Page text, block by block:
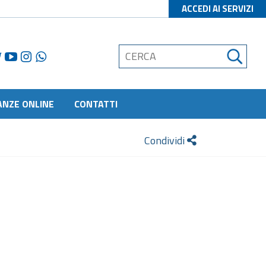
ACCEDI AI SERVIZI
ONLINE CONTATTI
Condividi